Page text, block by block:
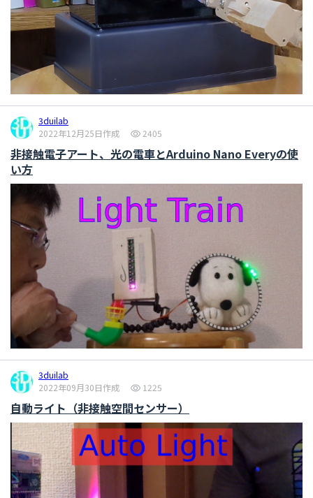
3duilab
2022年12月25日作成
2405
非接触電子アート、光の電車とArduino Nano Everyの使
い方
3duilab
2022年09月30日作成
1225
自動ライト（非接触空間センサー）